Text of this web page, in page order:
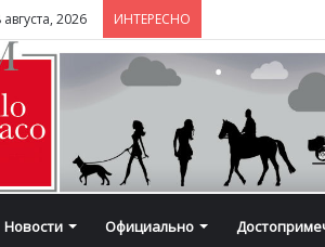
2026 ИНТЕРЕСНО
Новости Официально